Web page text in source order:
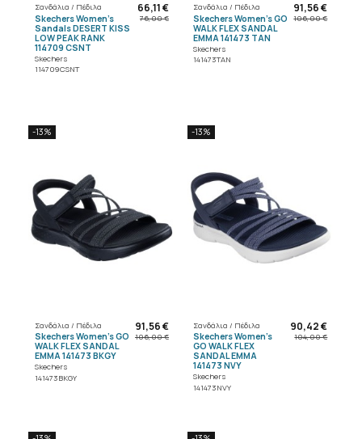
Σανδάλια / Πέδιλα
Skechers Women's
Sandals DESERT KISS
LOW PEAK RANK
114709 CSNT
Skechers
114709CSNT
66,11 €
76,00 €
Σανδάλια / Πέδιλα
Skechers Women's GO
WALK FLEX SANDAL
EMMA 141473 TAN
Skechers
141473TAN
91,56 €
106,00 €
-13%
Σανδάλια / Πέδιλα
Skechers Women's GO
WALK FLEX SANDAL
EMMA 141473 BKGY
Skechers
141473BKGY
91,56 €
106,00 €
-13%
Σανδάλια / Πέδιλα
Skechers Women's
GO WALK FLEX
SANDAL EMMA
141473 NVY
Skechers
141473NVY
90,42 €
104,00 €